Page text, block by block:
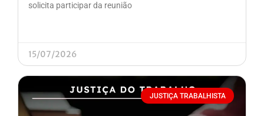
solicita participar da reunião
15/07/2026
JUSTIÇA TRABALHISTA